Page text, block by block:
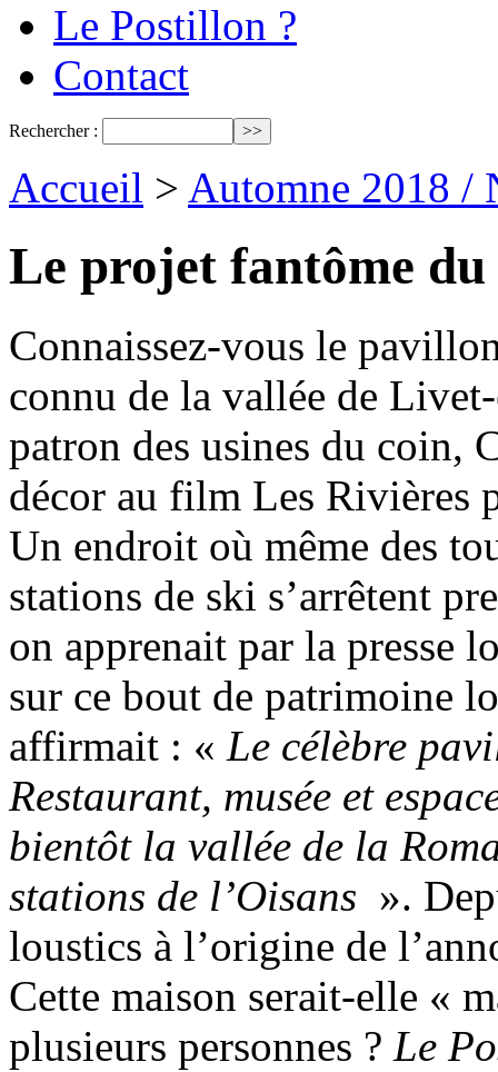
Le Postillon ?
Contact
Rechercher :
Accueil > Automne 2018 /
Le projet fantôme
Connaissez-vous le
connu de la vallée de
patron des usines du coin,
décor au film Les Rivières
Un endroit où même des
stations de ski s’arrêtent
on apprenait par la presse
sur ce bout de patrimoine
affirmait : « Le célèbre
Restaurant, musée et
bientôt la vallée de la
stations de l’Oisans ».
loustics à l’origine de
Cette maison serait-elle «
plusieurs personnes ? Le